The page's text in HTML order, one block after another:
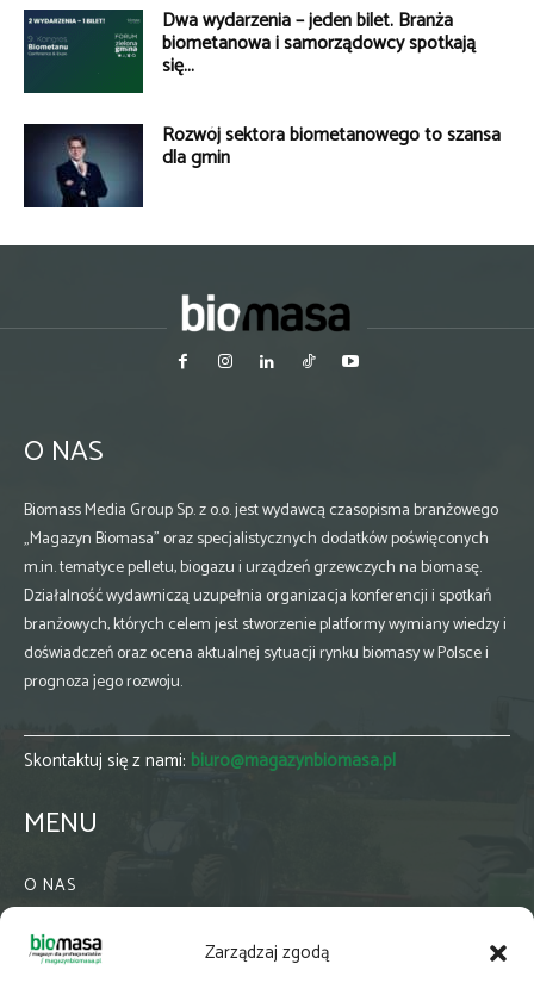
Zarządzaj zgodą
Dwa wydarzenia – jeden bilet. Branża
biometanowa i samorządowcy spotkają
się...
Rozwój sektora biometanowego to szansa
dla gmin
O NAS
Biomass Media Group Sp. z o.o. jest wydawcą czasopisma branżowego
„Magazyn Biomasa” oraz specjalistycznych dodatków poświęconych
m.in. tematyce pelletu, biogazu i urządzeń grzewczych na biomasę.
Działalność wydawniczą uzupełnia organizacja konferencji i spotkań
branżowych, których celem jest stworzenie platformy wymiany wiedzy i
doświadczeń oraz ocena aktualnej sytuacji rynku biomasy w Polsce i
prognoza jego rozwoju.
Skontaktuj się z nami: biuro@magazynbiomasa.pl
MENU
O NAS
WSPÓŁPRACA